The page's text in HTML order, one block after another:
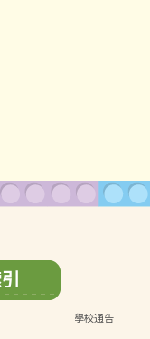
學校通告